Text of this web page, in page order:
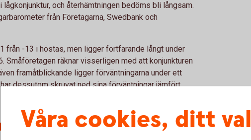
och återhämtningen bedöms bli långsam.
från Företagarna, Swedbank och
från -13 i höstas, men ligger fortfarande långt under
Småföretagen räknar visserligen med att konjunkturen
framåtblickande ligger förväntningarna under ett
dessutom skruvat ned sina förväntningar jämfört
Våra cookies, ditt val